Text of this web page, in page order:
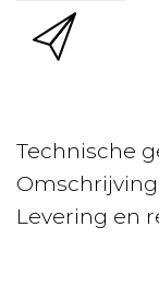
Technische
Omschrijving
Levering en